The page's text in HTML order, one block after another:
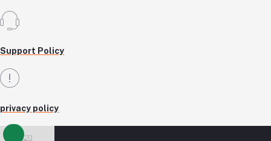
Support Policy
privacy policy